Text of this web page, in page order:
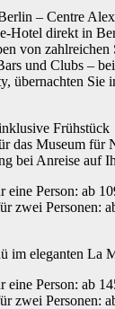
– Centre
Hotel direkt in
von
und Clubs –
übernachten Sie
Frühstück
das Museum für
bei Anreise auf
eine Person: ab
zwei Personen:
im eleganten La
eine Person: ab
zwei Personen: